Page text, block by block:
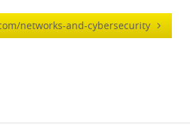
networks-and-cybersecurity